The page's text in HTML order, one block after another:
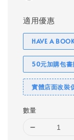
適用優惠
HAVE A
50元加購包書
實體店面改裝
數量